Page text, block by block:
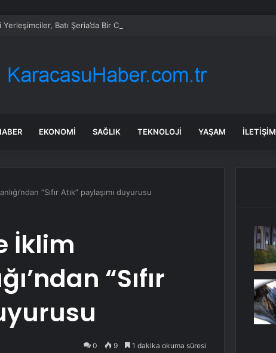
Yerleşimciler, Batı Şeria’da Bir Camiyi ve Filistinlilere Ait Evleri Ateşe Verdi
EKONOMI SAĞLIK TEKNOLOJI YAŞAM İLETIŞIM
“Sıfır Atık” paylaşımı duyurusu
İklim
“Sıfır
0 9 1 dakika okuma süresi